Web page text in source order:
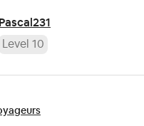
Pascal231
Level 10